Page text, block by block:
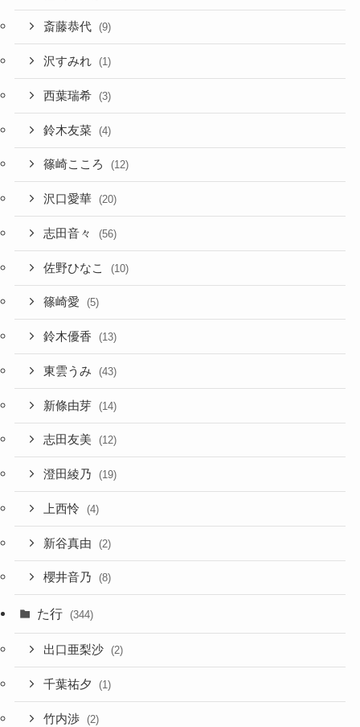
斎藤恭代 (9)
沢すみれ (1)
西葉瑞希 (3)
鈴木友菜 (4)
篠崎こころ (12)
沢口愛華 (20)
志田音々 (56)
佐野ひなこ (10)
篠崎愛 (5)
鈴木優香 (13)
東雲うみ (43)
新條由芽 (14)
志田友美 (12)
澄田綾乃 (19)
上西怜 (4)
新谷真由 (2)
櫻井音乃 (8)
た行 (344)
出口亜梨沙 (2)
千葉祐夕 (1)
竹内渉 (2)